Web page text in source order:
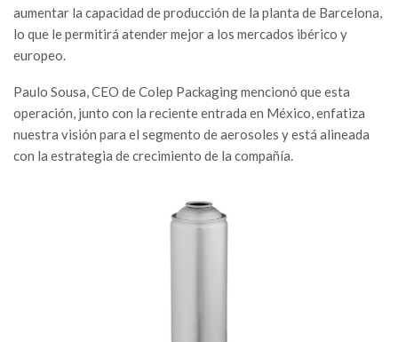
aumentar la capacidad de producción de la planta de Barcelona,
lo que le permitirá atender mejor a los mercados ibérico y
europeo.
Paulo Sousa, CEO de Colep Packaging mencionó que esta
operación, junto con la reciente entrada en México, enfatiza
nuestra visión para el segmento de aerosoles y está alineada
con la estrategia de crecimiento de la compañía.